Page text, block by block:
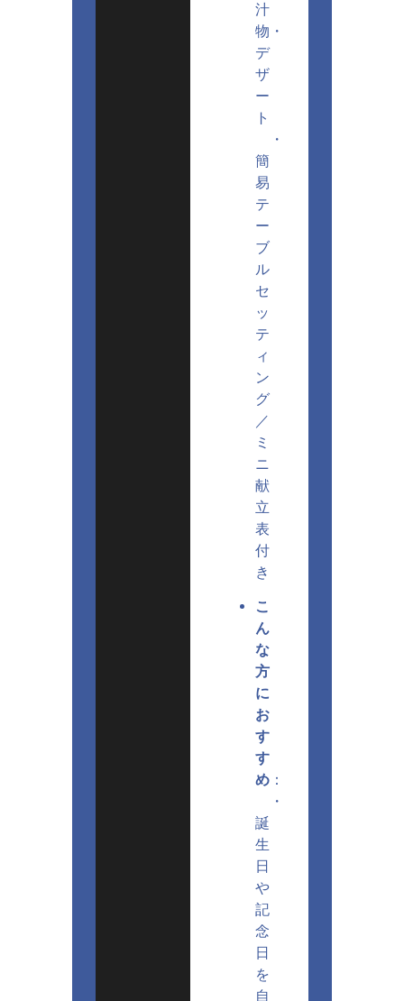
汁
物・
デ
ザ
ー
ト
・
簡
易
テ
ー
ブ
ル
セ
ッ
テ
ィ
ン
グ
／
ミ
ニ
献
立
表
付
き
こ
ん
な
方
に
お
す
す
め：
・
誕
生
日
や
記
念
日
を
自